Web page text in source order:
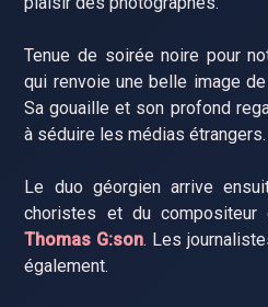
Tenue de soirée noire pour
qui renvoie une belle image
Sa gouaille et son profond
à séduire les médias étrangers.
Le duo géorgien arrive
choristes et du
Thomas G:son. Les
également.